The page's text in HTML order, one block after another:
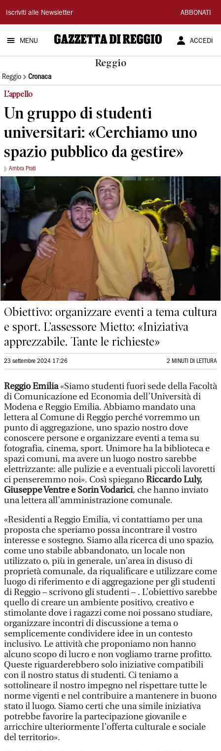
Gazzetta
di
Reggio
Iscriviti alle Newsletter ABBONATI
MENU ACCEDI
Reggio
Reggio Cronaca
L’appello
Un gruppo di studenti
universitari: «Cerchiamo uno
spazio pubblico da gestire»
Ambra Prati
Obiettivo: organizzare eventi a tema cultura
e sport. L’assessore Mietto: «Iniziativa
apprezzabile. Tante le richieste»
23 settembre 2024 17:26 2 MINUTI DI LETTURA
Reggio Emilia«Siamo studenti fuori sede della Facoltà
di Comunicazione ed Economia dell’Università di
Modena e Reggio Emilia. Abbiamo mandato una
lettera al Comune di Reggio perché vorremmo un
punto di aggregazione, uno spazio nostro dove
conoscere persone e organizzare eventi a tema su
fotografia, cinema, sport. Unimore ha la biblioteca e
spazi comuni, ma avere un luogo nostro sarebbe
elettrizzante: alle pulizie e a eventuali piccoli lavoretti
ci penseremmo noi». Così spieganoRiccardo Luly,
Giuseppe Ventre e Sorin Vodarici, che hanno inviato
una lettera all’amministrazione comunale.
«Residenti a Reggio Emilia, vi contattiamo per una
proposta che speriamo possa incontrare il vostro
interesse e sostegno. Siamo alla ricerca di uno spazio,
come uno stabile abbandonato, un locale non
utilizzato o, più in generale, un’area in disuso di
proprietà comunale, da riqualificare e utilizzare come
luogo di riferimento e di aggregazione per gli studenti
di Reggio – scrivono gli studenti – . L’obiettivo sarebbe
quello di creare un ambiente positivo, creativo e
stimolante dove i ragazzi come noi possano studiare,
organizzare incontri di discussione a tema o
semplicemente condividere idee in un contesto
inclusivo. Le attività che proponiamo non hanno
alcuno scopo di lucro e non vogliamo trarne profitto.
Queste riguarderebbero solo iniziative compatibili
con il nostro status di studenti. Ci teniamo a
sottolineare il nostro impegno nel rispettare tutte le
norme vigenti e nel contribuire a mantenere in buono
stato il luogo. Siamo certi che una simile iniziativa
potrebbe favorire la partecipazione giovanile e
arricchire ulteriormente l’offerta culturale e sociale
del territorio».